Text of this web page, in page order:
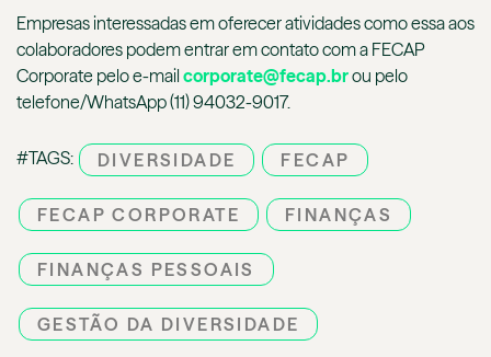
Empresas interessadas em oferecer atividades como essa aos
colaboradores podem entrar em contato com a FECAP
Corporate pelo e-mail corporate@fecap.brou pelo
telefone/WhatsApp (11) 94032-9017.
#TAGS: DIVERSIDADE FECAP
FECAP CORPORATE FINANÇAS
FINANÇAS PESSOAIS
GESTÃO DA DIVERSIDADE